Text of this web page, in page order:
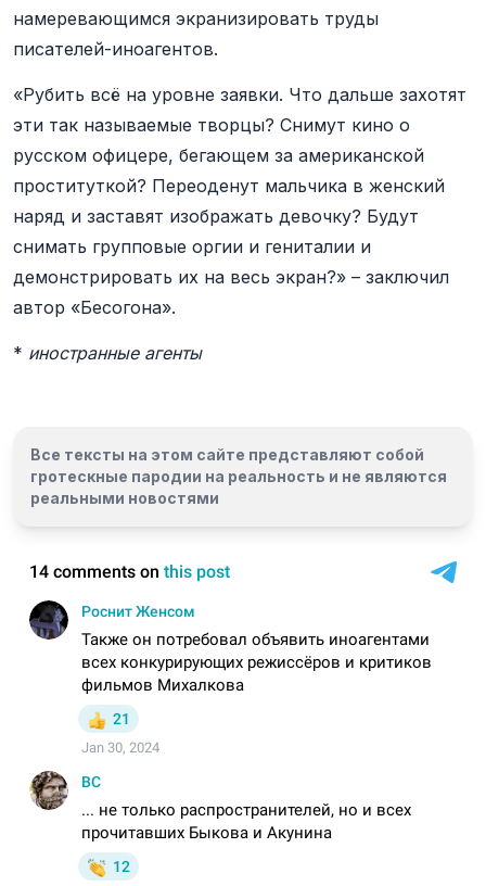
намеревающимся экранизировать труды
писателей-иноагентов.
«Рубить всё на уровне заявки. Что дальше захотят
эти так называемые творцы? Снимут кино о
русском офицере, бегающем за американской
проституткой? Переоденут мальчика в женский
наряд и заставят изображать девочку? Будут
снимать групповые оргии и гениталии и
демонстрировать их на весь экран?» – заключил
автор «Бесогона».
* иностранные агенты
Все тексты на этом сайте представляют собой
гротескные пародии на реальность и не являются
реальными новостями